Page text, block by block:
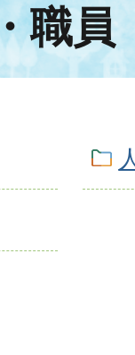
職員